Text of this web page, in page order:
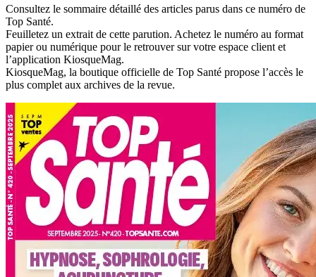
Consultez le sommaire détaillé des articles parus dans ce numéro de
Top Santé.
Feuilletez un extrait de cette parution. Achetez le numéro au format
papier ou numérique pour le retrouver sur votre espace client et
l’application KiosqueMag.
KiosqueMag, la boutique officielle de Top Santé propose l’accès le
plus complet aux archives de la revue.